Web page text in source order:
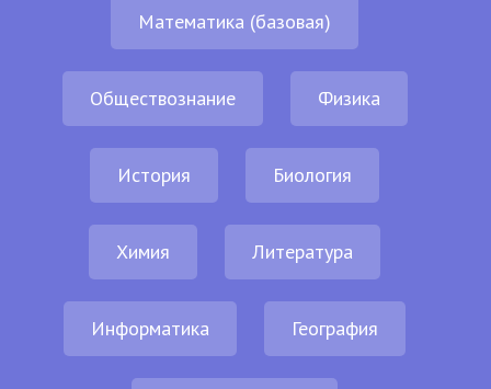
Математика (базовая)
Обществознание Физика
История Биология
Химия Литература
Информатика География